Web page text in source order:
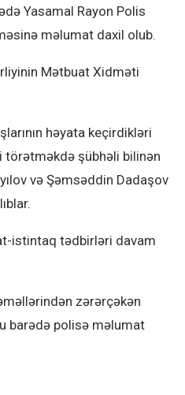
Yasamal Rayon Polis
məlumat daxil olub.
Mətbuat Xidməti
həyata keçirdikləri
şübhəli bilinən
və Şəmsəddin Dadaşov
istintaq tədbirləri davam
zərərçəkən
barədə polisə məlumat